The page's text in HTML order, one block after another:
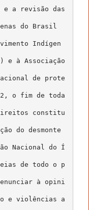
a revisão das
do Brasil
Indígen
e à Associação
de prote
o fim de toda
constitu
do desmonte
Nacional do Í
de todo o p
à opini
e violências a